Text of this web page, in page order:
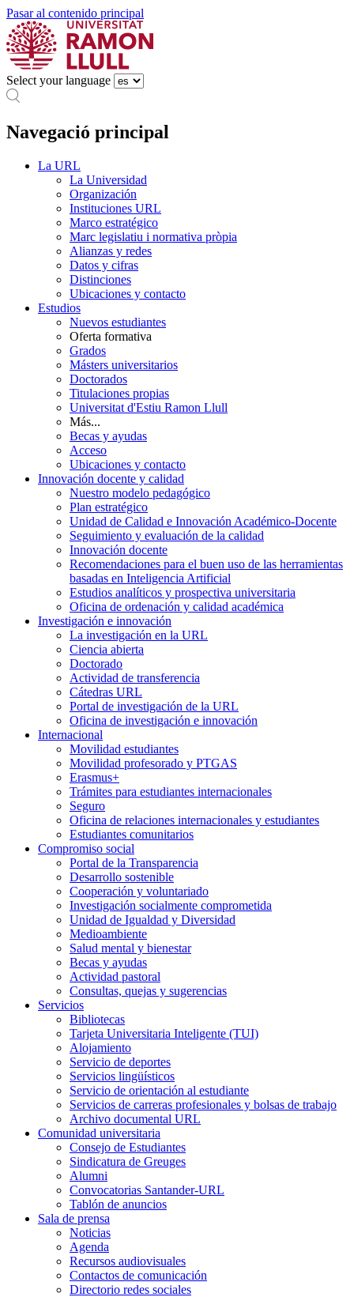
Pasar al contenido principal
Select your language
Navegació principal
La URL
La Universidad
Organización
Instituciones URL
Marco estratégico
Marc legislatiu i normativa pròpia
Alianzas y redes
Datos y cifras
Distinciones
Ubicaciones y contacto
Estudios
Nuevos estudiantes
Oferta formativa
Grados
Másters universitarios
Doctorados
Titulaciones propias
Universitat d'Estiu Ramon Llull
Más...
Becas y ayudas
Acceso
Ubicaciones y contacto
Innovación docente y calidad
Nuestro modelo pedagógico
Plan estratégico
Unidad de Calidad e Innovación Académico-Docente
Seguimiento y evaluación de la calidad
Innovación docente
Recomendaciones para el buen uso de las herramientas
basadas en Inteligencia Artificial
Estudios analíticos y prospectiva universitaria
Oficina de ordenación y calidad académica
Investigación e innovación
La investigación en la URL
Ciencia abierta
Doctorado
Actividad de transferencia
Cátedras URL
Portal de investigación de la URL
Oficina de investigación e innovación
Internacional
Movilidad estudiantes
Movilidad profesorado y PTGAS
Erasmus+
Trámites para estudiantes internacionales
Seguro
Oficina de relaciones internacionales y estudiantes
Estudiantes comunitarios
Compromiso social
Portal de la Transparencia
Desarrollo sostenible
Cooperación y voluntariado
Investigación socialmente comprometida
Unidad de Igualdad y Diversidad
Medioambiente
Salud mental y bienestar
Becas y ayudas
Actividad pastoral
Consultas, quejas y sugerencias
Servicios
Bibliotecas
Tarjeta Universitaria Inteligente (TUI)
Alojamiento
Servicio de deportes
Servicios lingüísticos
Servicio de orientación al estudiante
Servicios de carreras profesionales y bolsas de trabajo
Archivo documental URL
Comunidad universitaria
Consejo de Estudiantes
Sindicatura de Greuges
Alumni
Convocatorias Santander-URL
Tablón de anuncios
Sala de prensa
Noticias
Agenda
Recursos audiovisuales
Contactos de comunicación
Directorio redes sociales